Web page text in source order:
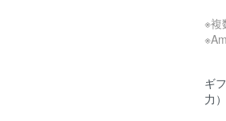
※複
ギ
力）